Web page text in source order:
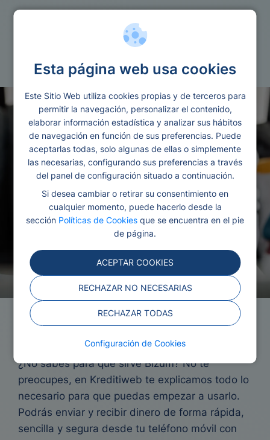
Esta página web usa cookies
Este Sitio Web utiliza cookies propias y de terceros para
permitir la navegación, personalizar el contenido,
elaborar información estadística y analizar sus hábitos
de navegación en función de sus preferencias. Puede
aceptarlas todas, solo algunas de ellas o simplemente
las necesarias, configurando sus preferencias a través
del panel de configuración situado a continuación.
Si desea cambiar o retirar su consentimiento en
cualquier momento, puede hacerlo desde la
sección Políticas de Cookies que se encuentra en el pie
de página.
ACEPTAR COOKIES
RECHAZAR NO NECESARIAS
RECHAZAR TODAS
Configuración de Cookies
Bizum: ¿Qué es?
¿No sabes para qué sirve Bizum? No te
preocupes, en Kreditiweb te explicamos todo lo
necesario para que puedas empezar a usarlo.
Podrás enviar y recibir dinero de forma rápida,
sencilla y segura desde tu teléfono móvil con